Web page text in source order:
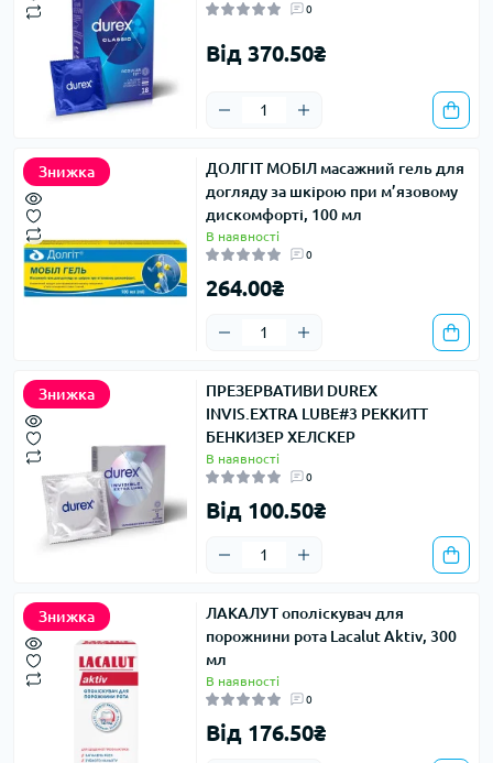
0
Від 370.50₴
Знижка
ДОЛГІТ МОБІЛ масажний гель для
догляду за шкірою при м’язовому
дискомфорті, 100 мл
В наявності
0
264.00₴
Знижка
ПРЕЗЕРВАТИВИ DUREX
INVIS.EXTRA LUBE#3 РЕККИТТ
БЕНКИЗЕР ХЕЛСКЕР
В наявності
0
Від 100.50₴
Знижка
ЛАКАЛУТ ополіскувач для
порожнини рота Lacalut Aktiv, 300
мл
В наявності
0
Від 176.50₴